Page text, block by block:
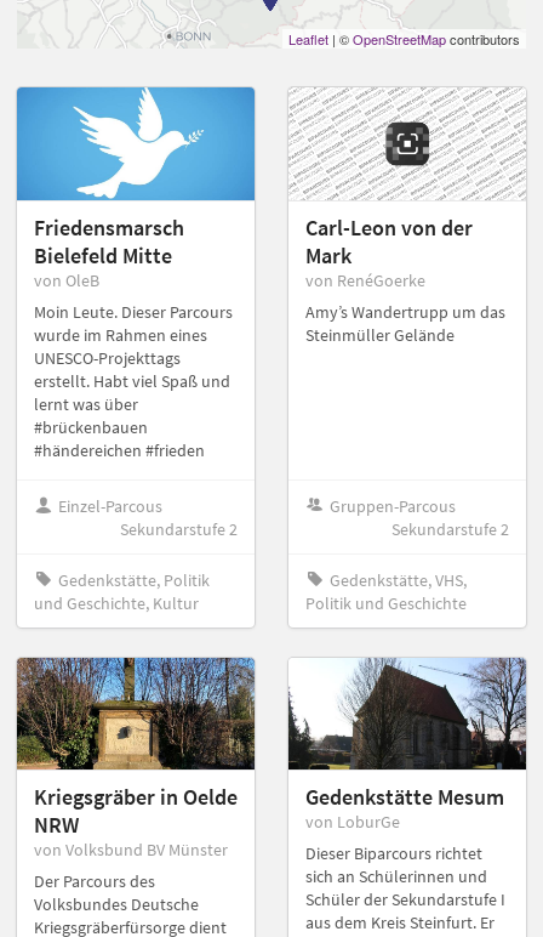
Leaflet | ©OpenStreetMapcontributors
Friedensmarsch
Bielefeld Mitte
von OleB
Moin Leute. Dieser Parcours
wurde im Rahmen eines
UNESCO-Projekttags
erstellt. Habt viel Spaß und
lernt was über
#brückenbauen
#händereichen #frieden
Einzel-Parcous
Sekundarstufe 2
Gedenkstätte, Politik
und Geschichte, Kultur
Carl-Leon von der
Mark
von RenéGoerke
Amy’s Wandertrupp um das
Steinmüller Gelände
Gruppen-Parcous
Sekundarstufe 2
Gedenkstätte, VHS,
Politik und Geschichte
Kriegsgräber in Oelde
NRW
von Volksbund BV Münster
Der Parcours des
Volksbundes Deutsche
Kriegsgräberfürsorge dient
Gedenkstätte Mesum
von LoburGe
Dieser Biparcours richtet
sich an Schülerinnen und
Schüler der Sekundarstufe I
aus dem Kreis Steinfurt. Er